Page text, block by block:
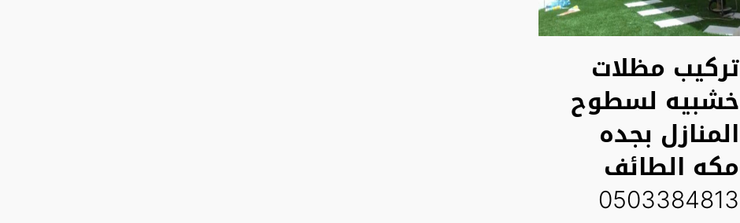
تركيب مظلات
خشبيه لسطوح
المنازل بجده
مكه الطائف
0503384813